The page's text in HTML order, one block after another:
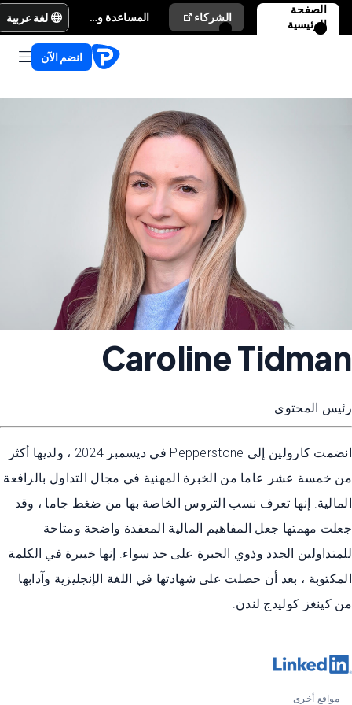
الصفحة
الرئيسية
الشركاء المساعدة والدعم لغة عربية
انضم الآن
Caroline Tidman
رئيس المحتوى
انضمت كارولين إلى Pepperstone في ديسمبر 2024 ، ولديها أكثر
من خمسة عشر عاما من الخبرة المهنية في مجال التداول بالرافعة
المالية. إنها تعرف نسب التروس الخاصة بها من ضغط جاما ، وقد
جعلت مهمتها جعل المفاهيم المالية المعقدة واضحة ومتاحة
للمتداولين الجدد وذوي الخبرة على حد سواء. إنها خبيرة في الكلمة
المكتوبة ، بعد أن حصلت على شهادتها في اللغة الإنجليزية وآدابها
من كينغز كوليدج لندن.
مواقع أخرى